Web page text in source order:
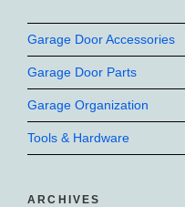
Garage Door Accessories
Garage Door Parts
Garage Organization
Tools & Hardware
ARCHIVES